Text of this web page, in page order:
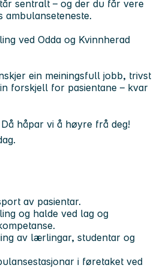
sentralt – og der du får vere
ambulanseteneste.
ved Odda og Kvinnherad
ein meiningsfull jobb, trivst
forskjell for pasientane – kvar
håpar vi å høyre frå deg!
av pasientar.
og halde ved lag og
av lærlingar, studentar og
i føretaket ved